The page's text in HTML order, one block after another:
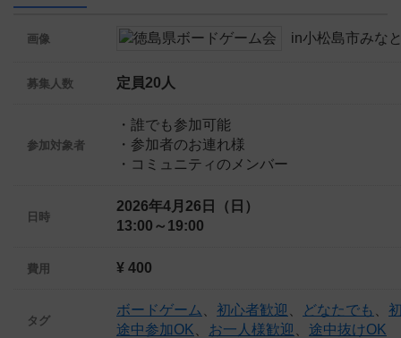
画像
募集人数 定員20人
参加対象者
・誰でも参加可能
・参加者のお連れ様
・コミュニティのメンバー
日時
2026年4月26日（日）
13:00～19:00
費用 ¥ 400
タグ
ボードゲーム 初心者歓迎 どなたでも
途中参加OK
お一人様歓迎 途中抜けOK